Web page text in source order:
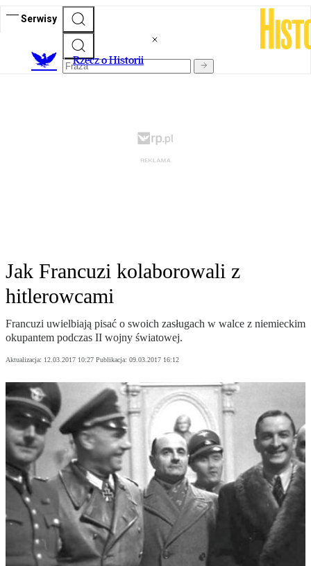
Serwisy
Rzecz o Historii
Jak Francuzi kolaborowali z
hitlerowcami
Francuzi uwielbiają pisać o swoich zasługach w walce z niemieckim
okupantem podczas II wojny światowej.
Aktualizacja: 12.03.2017 10:27 Publikacja: 09.03.2017 16:12